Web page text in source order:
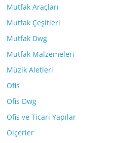
Mutfak Araçları
Mutfak Çeşitleri
Mutfak Dwg
Mutfak Malzemeleri
Müzik Aletleri
Ofis
Ofis Dwg
Ofis ve Ticari Yapılar
Ölçerler